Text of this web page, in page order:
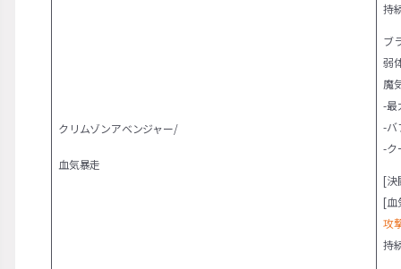
クリムゾンアベンジャー/
血気暴走
持
ブ
弱
魔
-最
-バ
-ク
[決
[血
攻
持